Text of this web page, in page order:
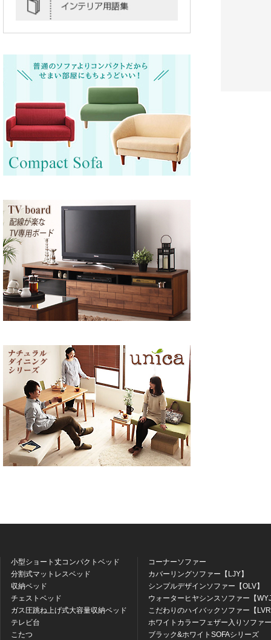
小型ショート丈コンパクトベッド
分割式マットレスベッド
収納ベッド
チェストベッド
ガス圧跳ね上げ式大容量収納ベッド
テレビ台
こたつ
コーナーソファー
カバーリングソファー【LJY】
シンプルデザインソファー【OLV】
ウォーターヒヤシンスソファー【
こだわりのハイバックソファー【
ホワイトカラーフェザー入りソファ
ブラック&ホワイトSOFAシリーズ